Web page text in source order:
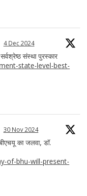
4 Dec 2024
संस्था पुरस्कार
state-level-best-
30 Nov 2024
का जलवा, डॉ.
of-bhu-will-present-